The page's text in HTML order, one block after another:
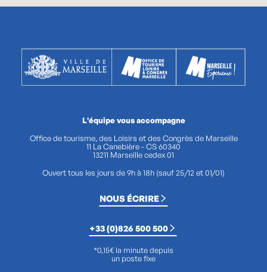
L'équipe vous accompagne
Office de tourisme, des Loisirs et des Congrès de Marseille
11 La Canebière - CS 60340
13211 Marseille cedex 01
Ouvert tous les jours de 9h à 18h (sauf 25/12 et 01/01)
NOUS ÉCRIRE
+33 (0)826 500 500
*0,15€ la minute depuis
un poste fixe